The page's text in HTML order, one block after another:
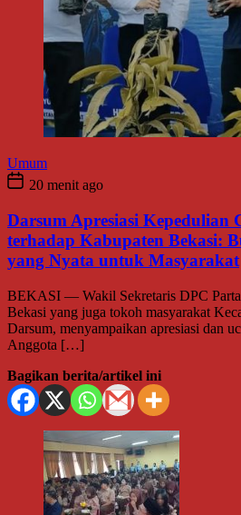
Umum
20 menit ago
Darsum Apresiasi Kepedulian
terhadap Kabupaten Bekasi:
yang Nyata untuk Masyarakat
BEKASI — Wakil Sekretaris DPC
Bekasi yang juga tokoh masyarakat
Darsum, menyampaikan apresiasi dan
Anggota […]
Bagikan berita/artikel ini